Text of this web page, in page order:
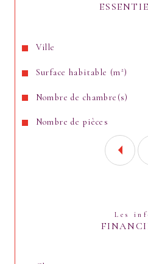
Caractéristiques
Ville
Surface habitable (m²)
Nombre de chambre(s)
Nombre de pièces
Les